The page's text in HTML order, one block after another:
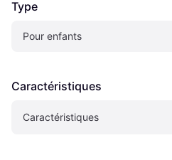
Type
Pour enfants
Caractéristiques
Caractéristiques